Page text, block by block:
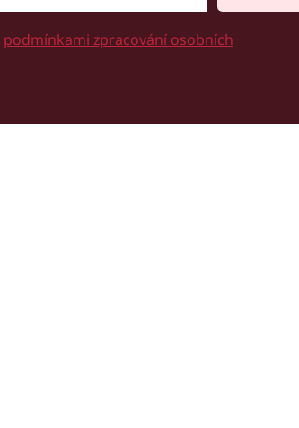
podmínkami zpracování osobních